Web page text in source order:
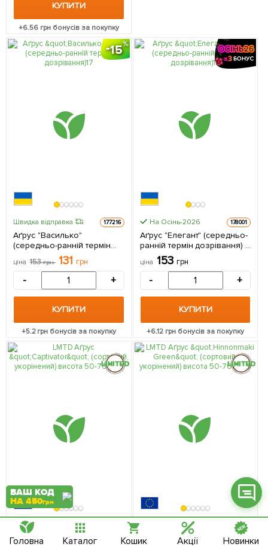
КУПИТИ
+6.56 грн бонусів за покупку
15
Швидка відправка 177216
Аґрус "Василько"
(середньо-ранній термін
дозрівання) 1 саджанець в
упаковці
ціна 153грн 131 грн
- +
КУПИТИ
+5.2грн бонусів за покупку
На Осінь-2026 178001
Аґрус "Елегант" (середньо-
ранній термін дозрівання) 1
саджанець в упаковці
ціна 153 грн
- +
КУПИТИ
+6.12 грн бонусів за покупку
Швидка відправка
LMTD Аґрус "Captivator"
Швидка відправка 184891
LMTD Аґрус "Hinnonmaki
Фейсбук
Телеграм
Інстаграм
Онлайн чат
ВАШ КОД
НА 450грн
Головна Каталог Кошик Акції Новинки